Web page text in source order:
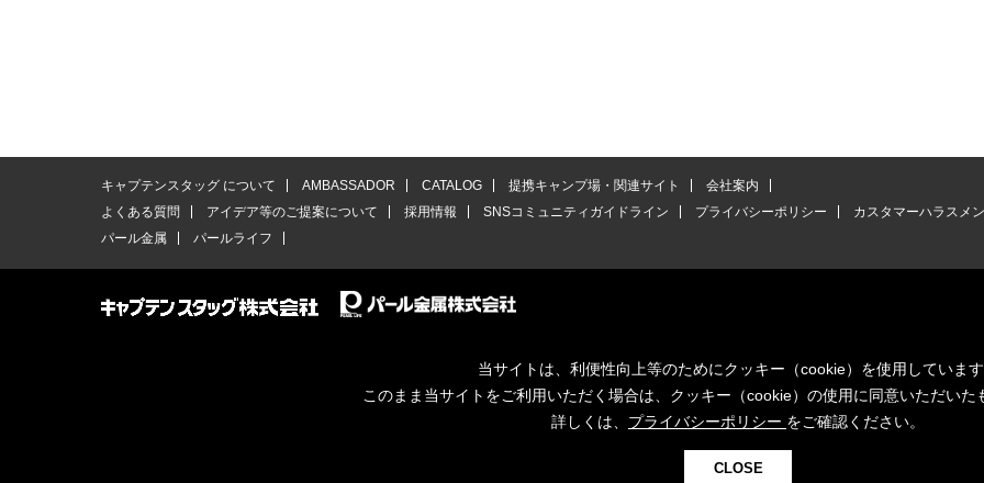
キャプテンスタッグ について AMBASSADOR CATALOG 提携キャンプ場・関連サイト
会社案内
よくある質問
アイデア等のご提案について 採用情報 SNSコミュニティガイドライン プライバシーポリシー
カスタマーハラスメ
パール金属
パールライフ
当サイトは、利便性向上等のためにクッキー（cookie）を使用していま
このまま当サイトをご利用いただく場合は、クッキー（cookie）の使用に同意いただいた
詳しくは、 プライバシーポリシー をご確認ください。
CLOSE